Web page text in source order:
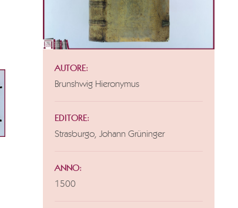
AUTORE:
Brunshwig Hieronymus
EDITORE:
Strasburgo, Johann Grüninger
ANNO:
1500